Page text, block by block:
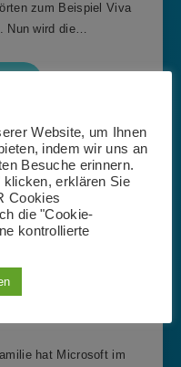
zum Beispiel Viva
Nun wird die…
Plattform:
Systeme
hat Microsoft im
Website, um Ihnen
indem wir uns an
Besuche erinnern.
klicken, erklären Sie
Cookies
die "Cookie-
kontrollierte